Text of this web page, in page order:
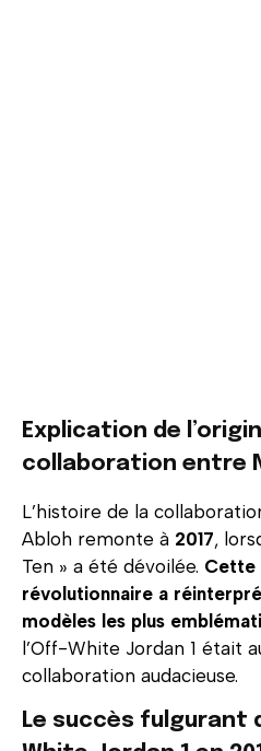
Explication de
collaboration entre
L’histoire de la
Abloh remonte à 2017,
Ten » a été dévoilée. Cette
révolutionnaire a
modèles les plus
l’Off-White Jordan 1 était
collaboration audacieuse.
Le succès fulgurant